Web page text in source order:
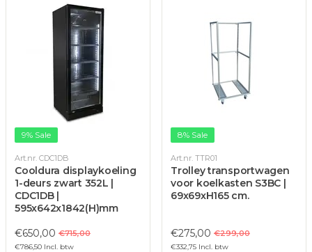
9% Sale
Art.nr. CDC1DB
Cooldura displaykoeling
1-deurs zwart 352L |
CDC1DB |
595x642x1842(H)mm
€650,00 €715,00
€786,50 Incl. btw
8% Sale
Art.nr. TTR01
Trolley transportwagen
voor koelkasten S3BC |
69x69xH165 cm.
€275,00 €299,00
€332,75 Incl. btw